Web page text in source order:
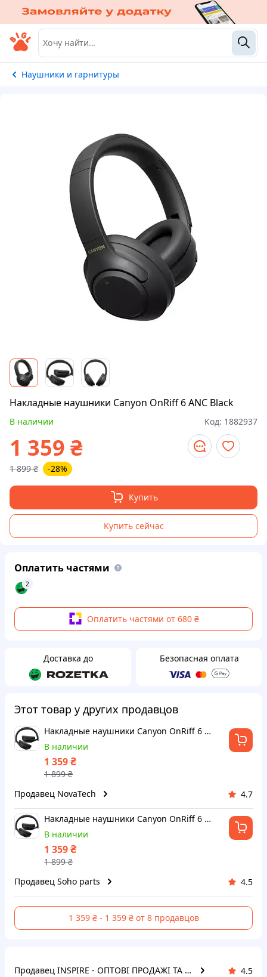
Наушники и гарнитуры
Накладные наушники Canyon OnRiff 6 ANC Black
В наличии Код: 1882937
1 359 ₴
1 899 ₴ -28%
Купить
Купить сейчас
Оплатить частями
2
Оплатить частями от 680 ₴
Доставка до Безопасная оплата
Этот товар у других продавцов
Накладные наушники Canyon OnRiff 6 ANC Black
В наличии
1 359₴
1 899₴
Продавец NovaTech
4.7
Накладные наушники Canyon OnRiff 6 ANC Black
В наличии
1 359₴
1 899₴
Продавец Soho parts
4.5
1 359 ₴ - 1 359 ₴ от 8 продавцов
Продавец INSPIRE - ОПТОВІ ПРОДАЖІ ТА БЕЗГОТІВКА ДЛЯ БІЗНЕСУ 4.5